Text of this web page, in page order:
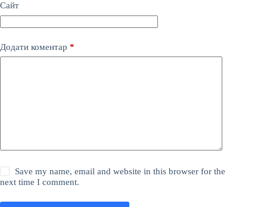
Сайт
Додати коментар *
Save my name, email and website in this browser for the
next time I comment.